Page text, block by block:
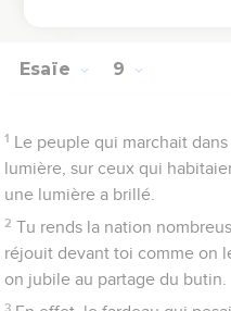
Esaïe 9
1 Le peuple qui marchait
lumière, sur ceux qui
une lumière a brillé.
2 Tu rends la nation
réjouit devant toi comme on
on jubile au partage du butin.
3